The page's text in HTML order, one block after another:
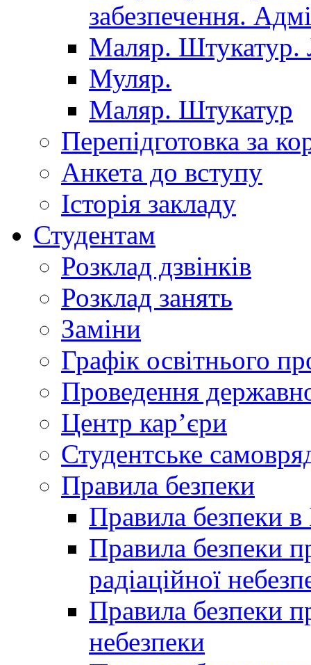
забезпечення.
Маляр. Штукатур.
Муляр.
Маляр. Штукатур
Перепідготовка за
Анкета до вступу
Історія закладу
Студентам
Розклад дзвінків
Розклад занять
Заміни
Графік освітнього
Проведення
Центр кар’єри
Студентське
Правила безпеки
Правила безпеки в
Правила безпеки
радіаційної
Правила безпеки
небезпеки